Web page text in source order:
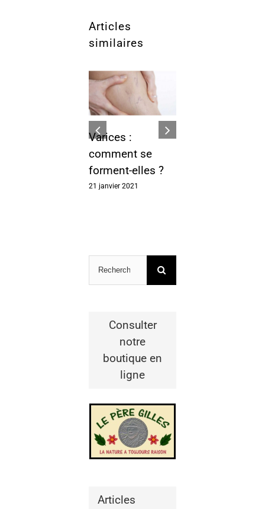
Articles
similaires
Varices :
comment se
forment-elles ?
21 janvier 2021
Consulter
notre
boutique en
ligne
Articles